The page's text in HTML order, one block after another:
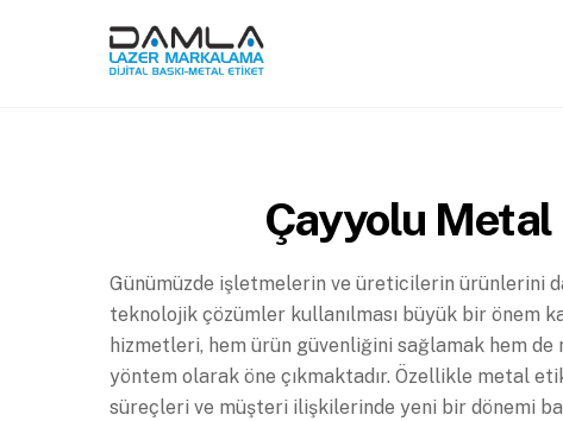
Çayyolu
Günümüzde işletmelerin ve üreticilerin ürünlerini
teknolojik çözümler kullanılması büyük bir önem
hizmetleri, hem ürün güvenliğini sağlamak hem
yöntem olarak öne çıkmaktadır. Özellikle metal
süreçleri ve müşteri ilişkilerinde yeni bir dönemi